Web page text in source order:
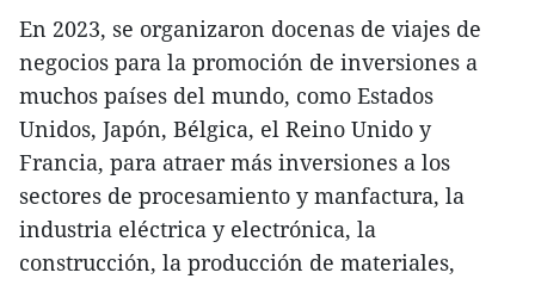
En 2023, se organizaron docenas de viajes de
negocios para la promoción de inversiones a
muchos países del mundo, como Estados
Unidos, Japón, Bélgica, el Reino Unido y
Francia, para atraer más inversiones a los
sectores de procesamiento y manfactura, la
industria eléctrica y electrónica, la
construcción, la producción de materiales,